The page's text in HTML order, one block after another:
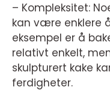
– Kompleksitet:
kan være enklere
eksempel er å
relativt enkelt,
skulpturert kake
ferdigheter.